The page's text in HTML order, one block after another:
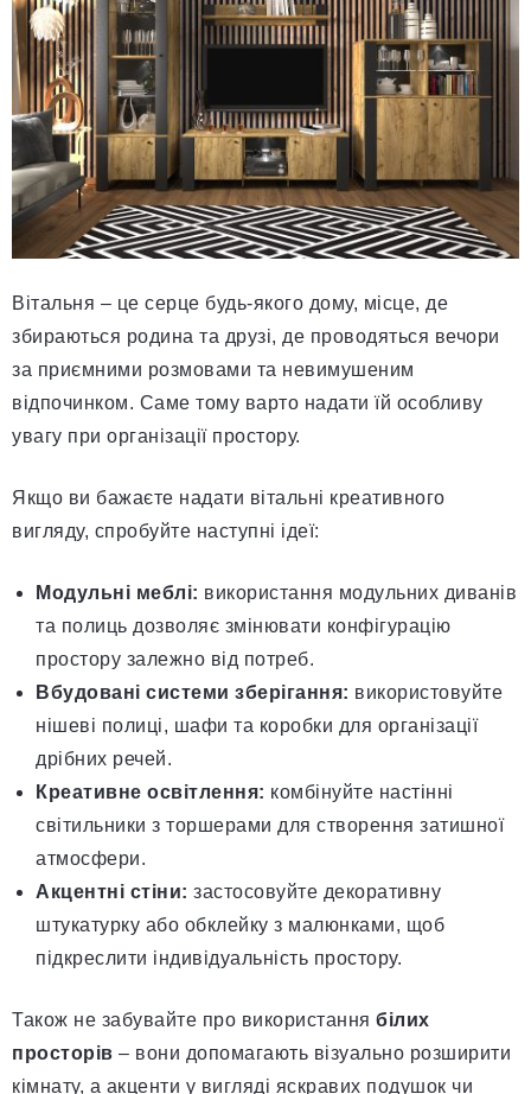
Вітальня – це серце будь-якого дому, місце, де
збираються родина та друзі, де проводяться вечори
за приємними розмовами та невимушеним
відпочинком. Саме тому варто надати їй особливу
увагу при організації простору.
Якщо ви бажаєте надати вітальні креативного
вигляду, спробуйте наступні ідеї:
Модульні меблі: використання модульних диванів
та полиць дозволяє змінювати конфігурацію
простору залежно від потреб.
Вбудовані системи зберігання: використовуйте
нішеві полиці, шафи та коробки для організації
дрібних речей.
Креативне освітлення: комбінуйте настінні
світильники з торшерами для створення затишної
атмосфери.
Акцентні стіни: застосовуйте декоративну
штукатурку або обклейку з малюнками, щоб
підкреслити індивідуальність простору.
Також не забувайте про використання білих
просторів – вони допомагають візуально розширити
кімнату, а акценти у вигляді яскравих подушок чи